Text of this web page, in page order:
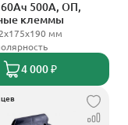
60Ач 500А, ОП,
клеммы
мм
4 000 ₽